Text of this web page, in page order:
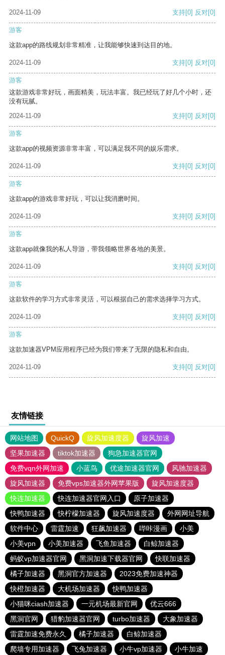
2024-11-09 支持[0] 反对[0]
游客
这款app的路线规划非常精准，让我能够快速到达目的地。
2024-11-09 支持[0] 反对[0]
游客
这款游戏非常好玩，画面精美，玩法丰富。我已经玩了好几个小时，还
没有玩腻。
2024-11-09
支持[0] 反对[0]
游客
这款app的视频资源非常丰富，可以满足我不同的娱乐需求。
2024-11-09 支持[0] 反对[0]
游客
这款app的游戏非常好玩，可以让我消磨时间。
2024-11-09 支持[0] 反对[0]
游客
这款app就像我的私人导游，带我领略世界各地的美景。
2024-11-09 支持[0] 反对[0]
游客
这款软件的学习方式非常灵活，可以根据自己的需求选择学习方式。
2024-11-09 支持[0] 反对[0]
游客
这款加速器VPM应用程序已经为我们带来了无限的隐私和自由。
2024-11-09 支持[0] 反对[0]
友情链接
网站地图 QuickQ 旋风加速度器
旋风加速
坚果加速器
tiktok加速器
狗急加速器官网
免费vqn外网加速
小蓝鸟 优途加速器官网
风驰加速器
旋风加速器
免费vps加速器外网苹果版
旋风加速度器
快连加速器
快连加速器官网入口
原子加速器
快鸭加速器
快柠檬加速器 旋风加速度器
外网网址导航
软件中心
雷霆加速 狂飙加速器 哔咔漫画
小美
小美vpn
小美加速器 飞鱼加速器
白鲸加速器
蚂蚁vp加速器官网
黑洞加速下载器官网
快联加速器
橘子加速器
黑洞官方加速器
2023免费加速神器
快橙加速器
大机场加速器
快鸭加速器
小猫咪ciash加速器
一元机场最新官网
优云666
黑洞官网
猎豹加速器官网 turbo加速器
大象加速器
雷霆加速免费永久
橘子加速器
白鲸加速器
爬墙专用加速器
飞兔加速器 小牛vp加速器 小牛加速